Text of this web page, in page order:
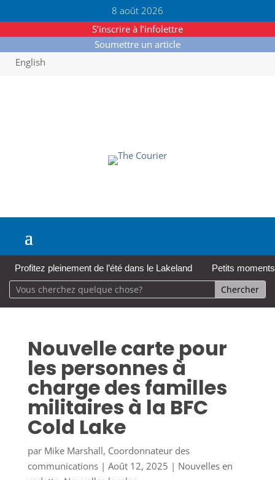
8 août 2026
S’inscrire à l’infolettre
Soumettre un article
English
Profitez pleinement de l’été dans le Lakeland Petits
Nouvelle carte pour
les personnes à
charge des familles
militaires à la BFC
Cold Lake
par Mike Marshall, Coordonnateur des
communications| Août 12, 2025 | Nouvelles en